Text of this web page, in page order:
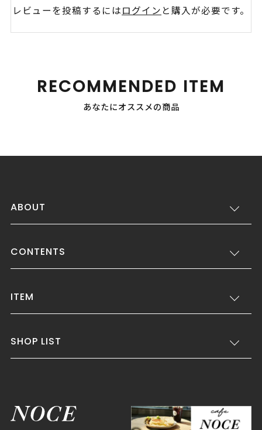
レビューを投稿するにはログイン と購入が必要です。
RECOMMENDED ITEM
あなたにオススメの商品
ABOUT
CONTENTS
ITEM
SHOP LIST